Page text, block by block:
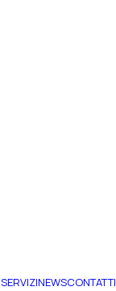
SERVIZINEWSCONTATTI